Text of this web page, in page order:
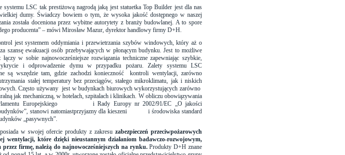
systemu LSC tak prestiżową nagrodą jaką jest statuetka Top Builder jest dla nas
dumy. Świadczy bowiem o tym, że wysoka jakość dostępnego w naszej
została doceniona przez wybitne autorytety z branży budowlanej. A to spore
producenta” – mówi Mirosław Mazur, dyrektor handlowy firmy D+H.
jest systemem oddymiania i przewietrzania szybów windowych, który aż o
szansę ewakuacji osób przebywających w płonącym budynku. Jest to możliwe
w sobie najnowocześniejsze rozwiązania techniczne zapewniając szybkie,
i odprowadzenie dymu w przypadku pożaru.Zalety systemu LSC
są wszędzie tam, gdzie zachodzi konieczność kontroli wentylacji, zarówno
stałej temperatury bez przeciągów, stałego mikroklimatu, jak i niskich
Często używany jest w budynkach biurowych wykorzystujących zarówno
jak mechaniczną, w hotelach, szpitalach i klinikach. W obliczu obowiązywania
Europejskiego i Rady Europy nr 2002/91/EC „O jakości
budynków”, stanowi natomiastprzyjazny dla kieszeni i środowiska standard
„pasywnych”.
w swojej ofercie produkty z zakresu zabezpieczeń przeciwpożarowych
wentylacji, które dzięki nieustannym działaniom badawczo-rozwojowym,
przez firmę, należą do najnowocześniejszych na rynku.Produkty D+H znane